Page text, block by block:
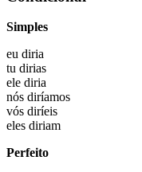
Simples
eu diria
tu dirias
ele diria
nós diríamos
vós diríeis
eles diriam
Perfeito